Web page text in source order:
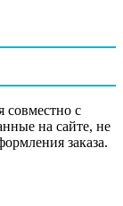
совместно с
на сайте, не
заказа.